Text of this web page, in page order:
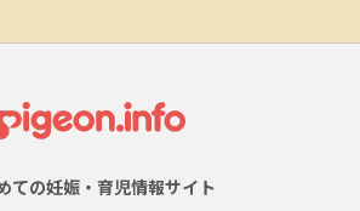
ての妊娠・育児情報サイト